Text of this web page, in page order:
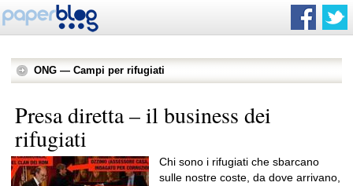
ONG — Campi per rifugiati
Presa diretta – il business dei
rifugiati
Chi sono i rifugiati che sbarcano
sulle nostre coste, da dove arrivano,